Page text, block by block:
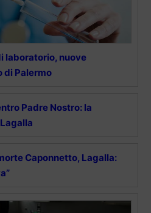
laboratorio, nuove
di Palermo
Padre Nostro: la
Caponnetto, Lagalla: